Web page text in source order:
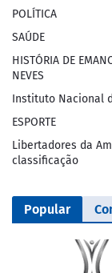
POLÍTICA
SAÚDE
HISTÓRIA DE
NEVES
Instituto Nacional
ESPORTE
Libertadores da
classificação
Popular